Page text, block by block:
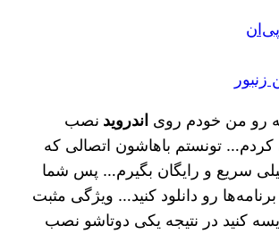
زنبور
رو من خودم روی اندروید نصب
کردم… تونستم باهاشون اتصالی که
سریع و رایگان بگیرم… پس شما
برنامه‌ها رو دانلود کنید… ویژگی مثبت
کنید در نتیجه یکی دوتاشو نصب